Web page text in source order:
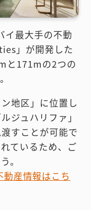
イ最大手の不動
」が開発した
と171mの2つの
地区」に位置し
ジュハリファ」
すことが可能で
ているため、ご
。
産情報はこち